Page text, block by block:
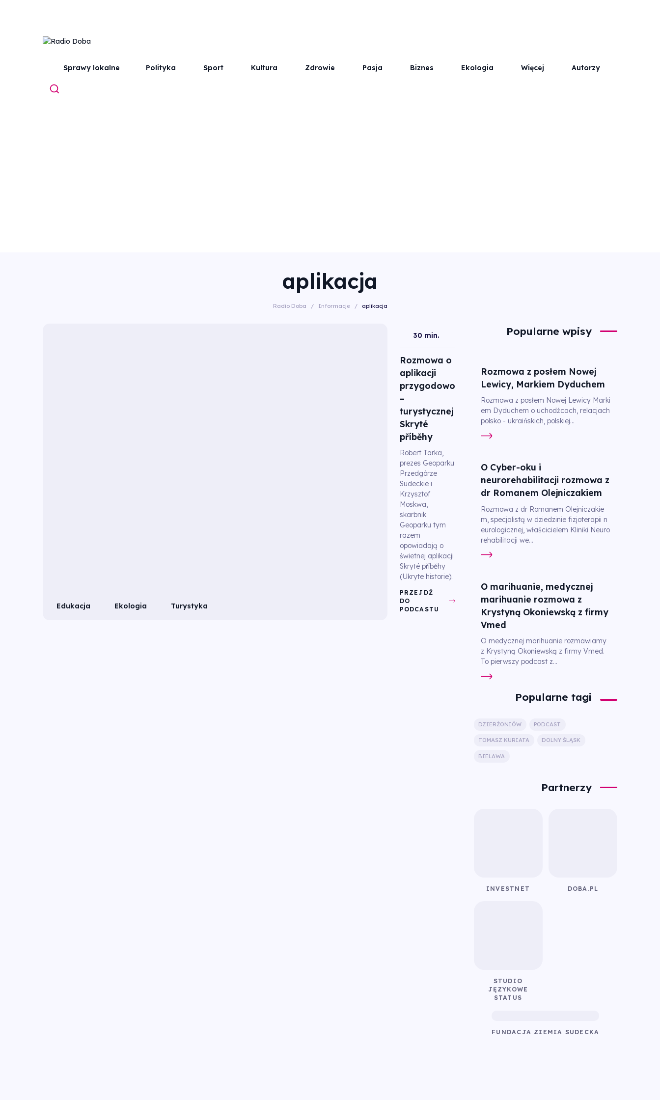
Sprawy lokalne Polityka Sport Kultura Zdrowie Pasja Biznes Ekologia Więcej Autorzy
aplikacja
Radio Doba / Informacje / aplikacja
Edukacja Ekologia Turystyka
30 min.
Rozmowa o
aplikacji
przygodowo
–
turystycznej
Skryté
příběhy
Robert Tarka,
prezes Geoparku
Przedgórze
Sudeckie i
Krzysztof
Moskwa,
skarbnik
Geoparku tym
razem
opowiadają o
świetnej aplikacji
Skryté příběhy
(Ukryte historie).
PRZEJDŹ
DO
PODCASTU
Popularne wpisy
Rozmowa z posłem Nowej
Lewicy, Markiem Dyduchem
Rozmowa z posłem Nowej Lewicy Marki
em Dyduchem o uchodźcach, relacjach
polsko - ukraińskich, polskiej...
O Cyber-oku i
neurorehabilitacji rozmowa z
dr Romanem Olejniczakiem
Rozmowa z dr Romanem Olejniczakie
m, specjalistą w dziedzinie fizjoterapii n
eurologicznej, właścicielem Kliniki Neuro
rehabilitacji we...
O marihuanie, medycznej
marihuanie rozmowa z
Krystyną Okoniewską z firmy
Vmed
O medycznej marihuanie rozmawiamy
z Krystyną Okoniewską z firmy Vmed.
To pierwszy podcast z...
Popularne tagi
DZIERŻONIÓW PODCAST
TOMASZ KURIATA DOLNY ŚLĄSK
BIELAWA
Partnerzy
INVESTNET DOBA.PL
STUDIO
JĘZYKOWE
STATUS
FUNDACJA ZIEMIA SUDECKA